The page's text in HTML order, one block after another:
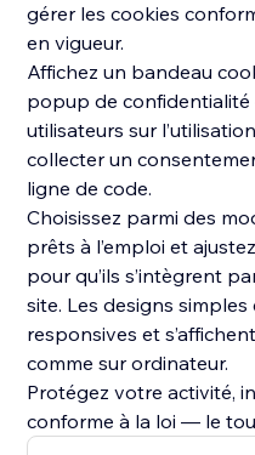
gérer les cookies
en vigueur.
Affichez un bandeau
popup de confidentialité
utilisateurs sur
collecter un
ligne de code.
Choisissez parmi des
prêts à l’emploi et
pour qu’ils s’intègrent
site. Les designs
responsives et
comme sur ordinateur.
Protégez votre activité,
conforme à la loi — le